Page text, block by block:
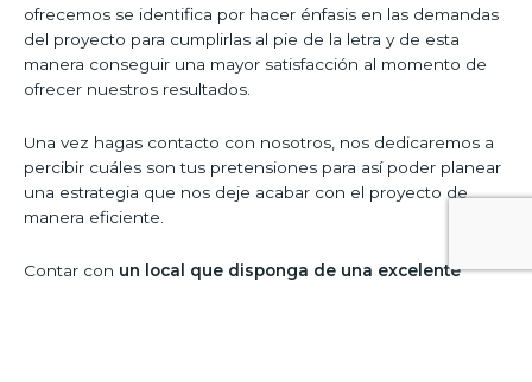
ofrecemos se identifica por hacer énfasis en las demandas
del proyecto para cumplirlas al pie de la letra y de esta
manera conseguir una mayor satisfacción al momento de
ofrecer nuestros resultados.
Una vez hagas contacto con nosotros, nos dedicaremos a
percibir cuáles son tus pretensiones para así poder planear
una estrategia que nos deje acabar con el proyecto de
manera eficiente.
Contar con un local que disponga de una excelente